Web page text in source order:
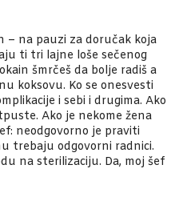
– na pauzi za doručak koja
ti tri lajne loše sečenog
šmrčeš da bolje radiš a
koksovu. Ko se onesvesti
i sebi i drugima. Ako
Ako je nekome žena
neodgovorno je praviti
trebaju odgovorni radnici.
na sterilizaciju. Da, moj šef